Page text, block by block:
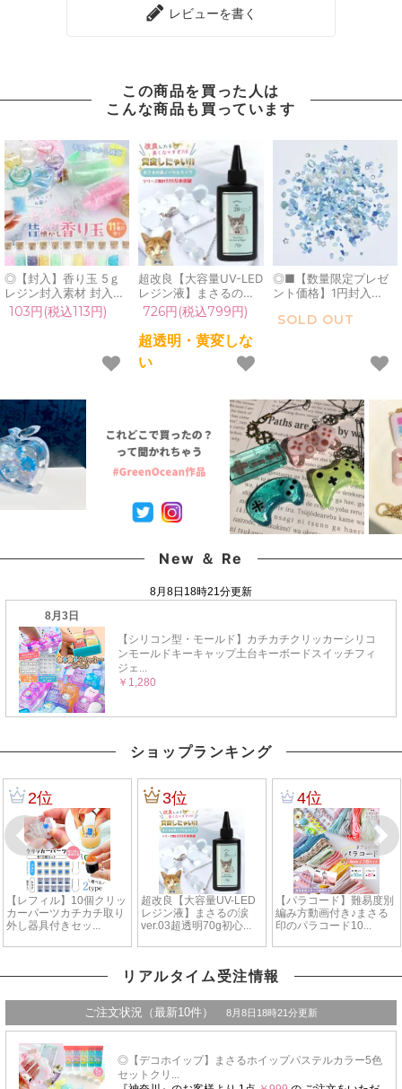
レビューを書く
この商品を買った人は
こんな商品も買っています
◎【封入】香り玉 5ｇ
レジン封入素材 封入パ
ーツ かおり玉 におい玉
かおりだま ビーズ コロ
ロ 推し活 レジン 手芸
103円(税込113円)
超改良【大容量UV-LED
レジン液】まさるの涙
ver.03 超透明 70g 初心
者 作家 コーティング
ハード 黄変しない 高品
質 クリア 猫 UVレジン
液 安い おすすめ
726円(税込799円)
超透明・黄変しな
い
◎■【数量限定プレゼ
ント価格】1円封入
ル♪ 《デニムブル
入パーツ シェイカー 激
SOLD OUT
New ＆ Re
ショップランキング
リアルタイム受注情報